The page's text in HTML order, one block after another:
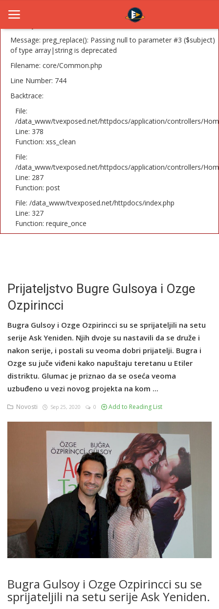
A PHP Error was encountered
Message: preg_replace(): Passing null to parameter #3 ($subject)
of type array|string is deprecated
Filename: core/Common.php
Line Number: 744
Backtrace:
File:
/data_www/tvexposed.net/httpdocs/application/controllers/
Line: 378
Function: xss_clean
File:
/data_www/tvexposed.net/httpdocs/application/controllers/
Line: 287
Function: post
File: /data_www/tvexposed.net/httpdocs/index.php
Line: 327
Function: require_once
Home
TV Serije
Filmovi
Glumci
Contact
Register
Prijateljstvo Bugre Gulsoya i Ozge
Ozpirincci
Bugra Gulsoy i Ozge Ozpirincci su se sprijateljili na setu
serije Ask Yeniden. Njih dvoje su nastavili da se druže i
nakon serije, i postali su veoma dobri prijatelji. Bugra i
Ozge su juče viđeni kako napuštaju teretanu u Etiler
distriktu. Glumac je priznao da se oseća veoma
uzbuđeno u vezi novog projekta na kom ...
Novosti Sep 25, 2020 0 Add to Reading List
Bugra Gulsoy i Ozge Ozpirincci su se
sprijateljili na setu serije Ask Yeniden.